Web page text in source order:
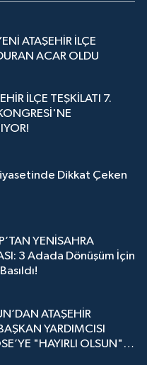
ATAŞEHİR İLÇE
ACAR OLDU
İLÇE TEŞKİLATI 7.
Dikkat Çeken
YENİSAHRA
3 Adada Dönüşüm İçin
ATAŞEHİR
YARDIMCISI
"HAYIRLI OLSUN"